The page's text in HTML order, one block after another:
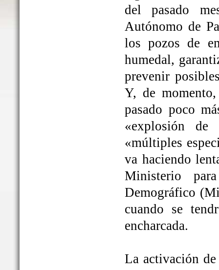
del pasado
Autónomo de
los pozos de
humedal,
prevenir
Y, de
pasado poco
«explosión
«múltiples
va haciendo
Ministerio
Demográfico
cuando se
encharcada.
La activación